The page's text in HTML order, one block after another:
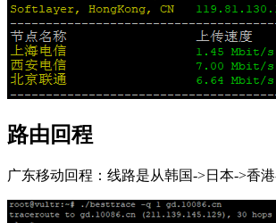
路由回程
广东移动回程：线路是从韩国->日本->香港